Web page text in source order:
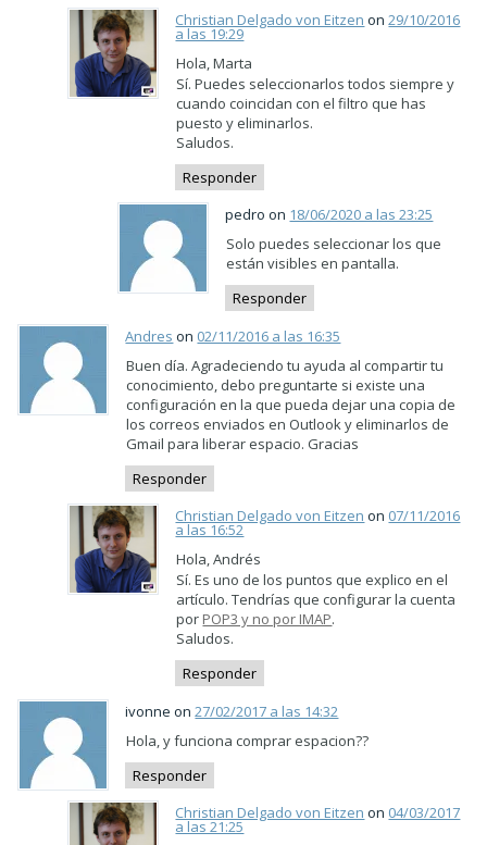
Christian Delgado von Eitzen on29/10/2016
a las 19:29
Hola, Marta
Sí. Puedes seleccionarlos todos siempre y
cuando coincidan con el filtro que has
puesto y eliminarlos.
Saludos.
Responder
pedro on 18/06/2020 a las 23:25
Solo puedes seleccionar los que
están visibles en pantalla.
Responder
Andres on 02/11/2016 a las 16:35
Buen día. Agradeciendo tu ayuda al compartir tu
conocimiento, debo preguntarte si existe una
configuración en la que pueda dejar una copia de
los correos enviados en Outlook y eliminarlos de
Gmail para liberar espacio. Gracias
Responder
Christian Delgado von Eitzen on 07/11/2016
a las 16:52
Hola, Andrés
Sí. Es uno de los puntos que explico en el
artículo. Tendrías que configurar la cuenta
por POP3 y no por IMAP.
Saludos.
Responder
ivonne on27/02/2017 a las 14:32
Hola, y funciona comprar espacion??
Responder
Christian Delgado von Eitzen on 04/03/2017
a las 21:25